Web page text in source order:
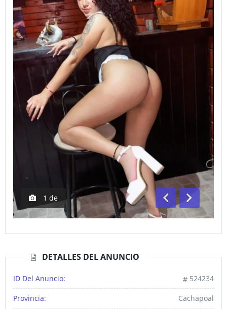
1 de
AnteriorSiguiente
DETALLES DEL ANUNCIO
ID Del Anuncio: 524234
Provincia: Cachapoal